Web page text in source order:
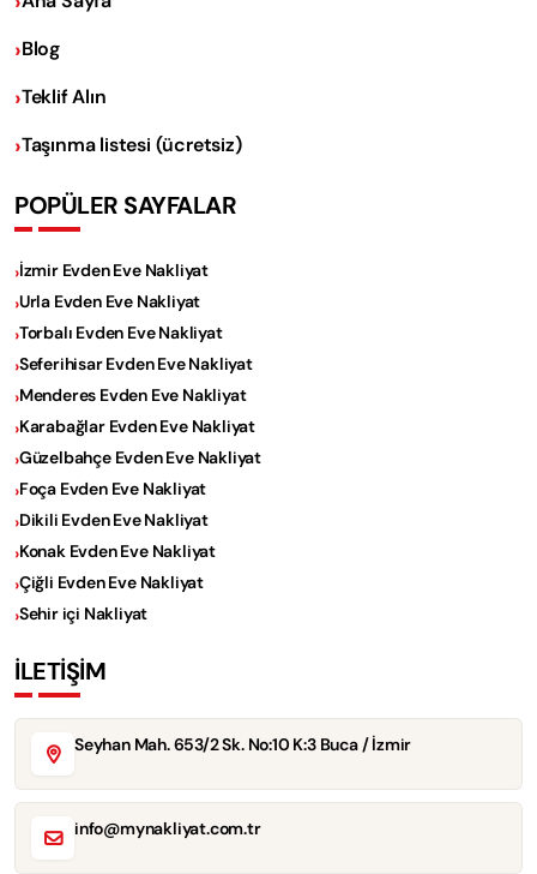
Blog
Teklif Alın
Taşınma listesi (ücretsiz)
POPÜLER SAYFALAR
İzmir Evden Eve Nakliyat
Urla Evden Eve Nakliyat
Torbalı Evden Eve Nakliyat
Seferihisar Evden Eve Nakliyat
Menderes Evden Eve Nakliyat
Karabağlar Evden Eve Nakliyat
Güzelbahçe Evden Eve Nakliyat
Foça Evden Eve Nakliyat
Dikili Evden Eve Nakliyat
Konak Evden Eve Nakliyat
Çiğli Evden Eve Nakliyat
Sehir içi Nakliyat
İLETİŞİM
Seyhan Mah. 653/2 Sk. No:10 K:3 Buca / İzmir
info@mynakliyat.com.tr